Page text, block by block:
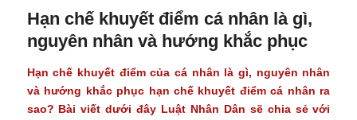
Hạn chế khuyết điểm cá nhân là gì,
nguyên nhân và hướng khắc phục
Hạn chế khuyết điểm của cá nhân là gì, nguyên nhân
và hướng khắc phục hạn chế khuyết điểm cá nhân ra
sao? Bài viết dưới đây Luật Nhân Dân sẽ chia sẻ với